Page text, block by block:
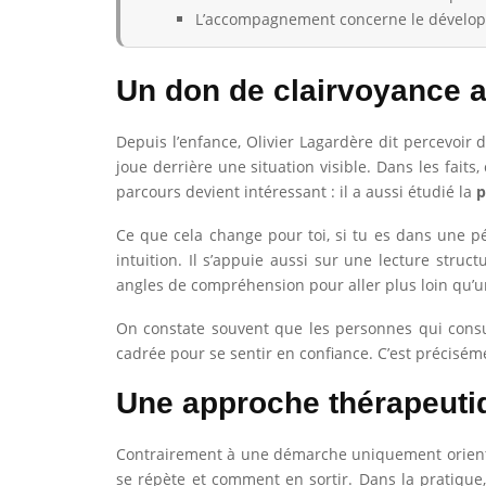
L’accompagnement concerne le
Un don de clairvoyance
Depuis l’enfance, Olivier Lagardère dit
joue derrière une situation visible. Dans les
parcours devient intéressant : il a aussi étudié la
Ce que cela change pour toi, si tu es dans une
intuition. Il s’appuie aussi sur une lecture
angles de compréhension pour aller plus loin
On constate souvent que les personnes qui
cadrée pour se sentir en confiance. C’est
Une approche
Contrairement à une démarche uniquement
se répète et comment en sortir. Dans la